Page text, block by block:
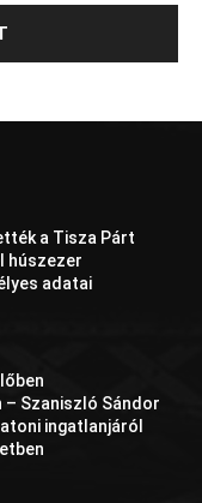
a Tisza Párt
húszezer
adatai
Szaniszló Sándor
ingatlanjáról